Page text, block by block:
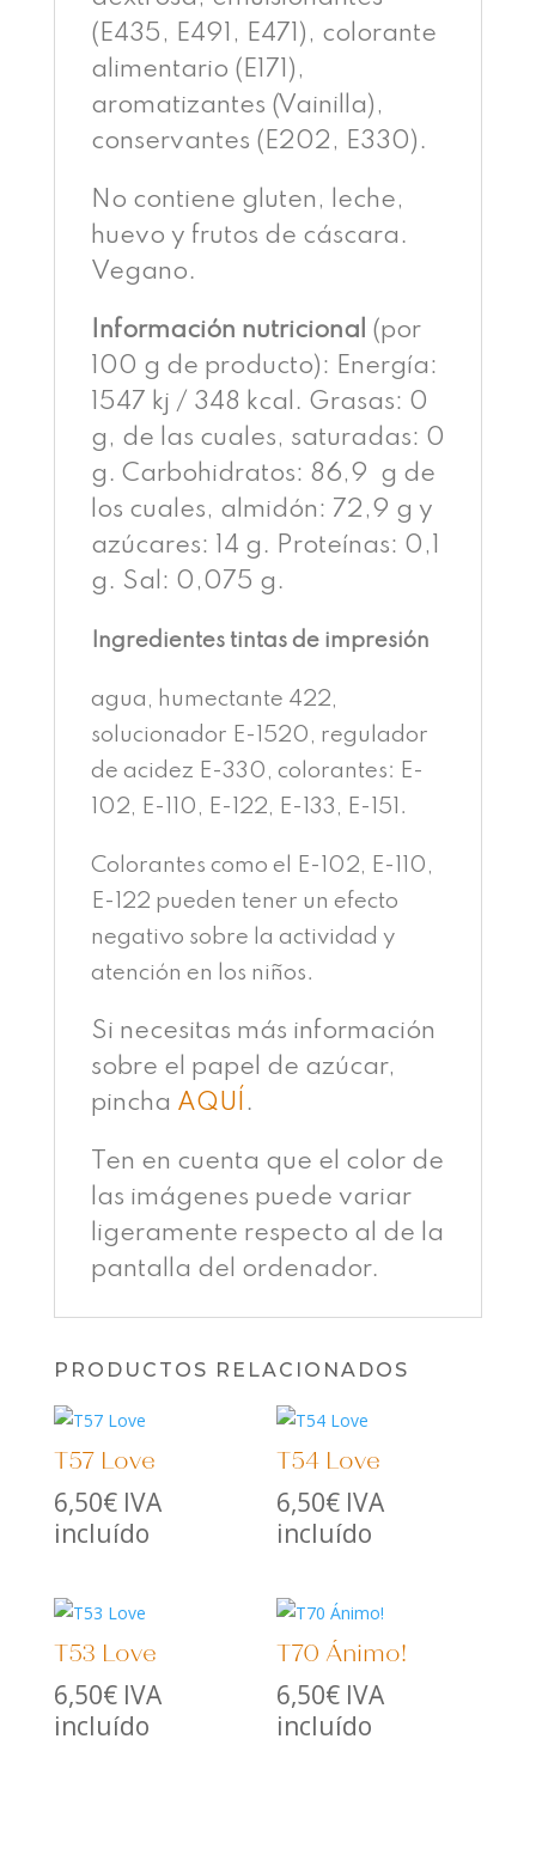
(E435, E491, E471), colorante
alimentario (E171),
aromatizantes (Vainilla),
conservantes (E202, E330).
No contiene gluten, leche,
huevo y frutos de cáscara.
Vegano.
Información nutricional (por
100 g de producto): Energía:
1547 kj / 348 kcal. Grasas: 0
g, de las cuales, saturadas: 0
g. Carbohidratos: 86,9 g de
los cuales, almidón: 72,9 g y
azúcares: 14 g. Proteínas: 0,1
g. Sal: 0,075 g.
Ingredientes tintas de impresión
agua, humectante 422,
solucionador E-1520, regulador
de acidez E-330, colorantes: E-
102, E-110, E-122, E-133, E-151.
Colorantes como el E-102, E-110,
E-122 pueden tener un efecto
negativo sobre la actividad y
atención en los niños.
Si necesitas más información
sobre el papel de azúcar,
pincha AQUÍ .
Ten en cuenta que el color de
las imágenes puede variar
ligeramente respecto al de la
pantalla del ordenador.
PRODUCTOS RELACIONADOS
T57 Love
6,50€ IVA
incluído
T54 Love
6,50€ IVA
incluído
T53 Love
6,50€ IVA
incluído
T70 Ánimo!
6,50€ IVA
incluído